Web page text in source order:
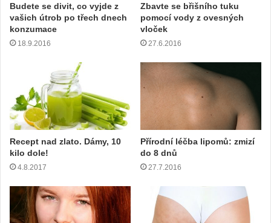
a
i
l
o
d
r
s
Budete se divit, co vyjde z
vašich útrob po třech dnech
konzumace
18.9.2016
Zbavte se břišního tuku
pomocí vody z ovesných
vloček
27.6.2016
Recept nad zlato. Dámy, 10
kilo dole!
4.8.2017
Přírodní léčba lipomů: zmizí
do 8 dnů
27.7.2016